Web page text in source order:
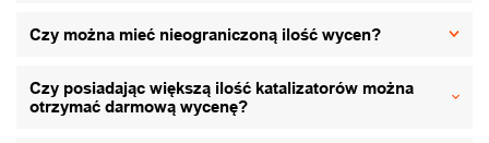
Czy można mieć nieograniczoną ilość wycen?
Czy posiadając większą ilość katalizatorów można
otrzymać darmową wycenę?